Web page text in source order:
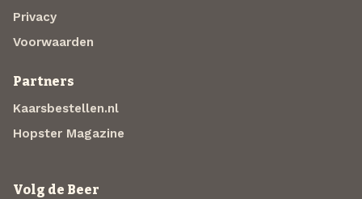
Privacy
Voorwaarden
Partners
Kaarsbestellen.nl
Hopster Magazine
Volg de Beer